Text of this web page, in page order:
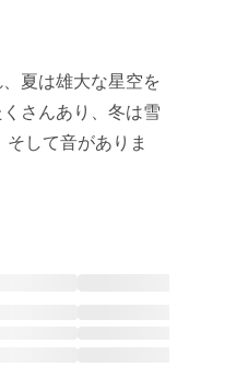
夏は雄大な星空を
さんあり、冬は雪
して音がありま